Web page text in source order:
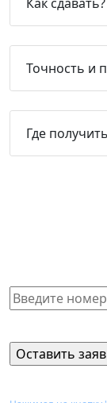
Как сдавать?
Точность и
Где